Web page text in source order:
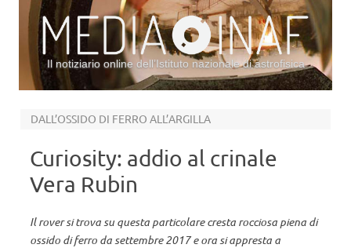
Il notiziario online dell’Istituto nazionale di astrofisica
DALL’OSSIDO DI FERRO ALL’ARGILLA
Curiosity: addio al crinale
Vera Rubin
Il rover si trova su questa particolare cresta rocciosa piena di
ossido di ferro da settembre 2017 e ora si appresta a